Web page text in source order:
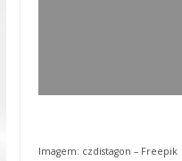
Imagem: czdistagon – Freepik